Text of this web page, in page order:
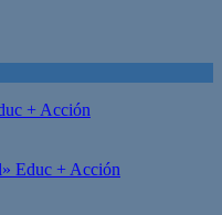
+ Acción
Educ + Acción